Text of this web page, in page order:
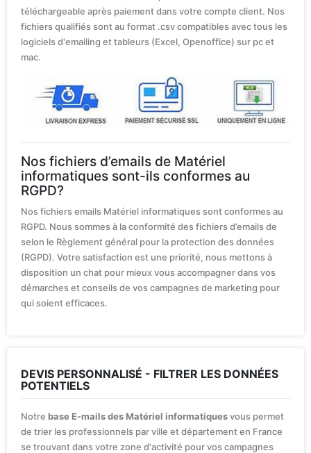
téléchargeable après paiement dans votre compte client. Nos
fichiers qualifiés sont au format .csv compatibles avec tous les
logiciels d'emailing et tableurs (Excel, Openoffice) sur pc et
mac.
Nos fichiers d’emails de Matériel
informatiques sont-ils conformes au
RGPD?
Nos fichiers emails Matériel informatiques sont conformes au
RGPD. Nous sommes à la conformité des fichiers d’emails de
selon le Règlement général pour la protection des données
(RGPD). Votre satisfaction est une priorité, nous mettons à
disposition un chat pour mieux vous accompagner dans vos
démarches et conseils de vos campagnes de marketing pour
qui soient efficaces.
DEVIS PERSONNALISÉ - FILTRER LES DONNÉES
POTENTIELS
Notre base E-mails des Matériel informatiquesvous permet
de trier les professionnels par ville et département en France
se trouvant dans votre zone d'activité pour vos campagnes